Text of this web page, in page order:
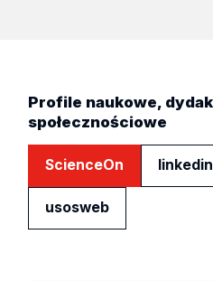
Profile naukowe,
społecznościowe
ScienceOn linkedin
usosweb